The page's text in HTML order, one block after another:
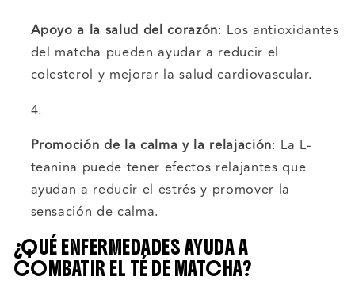
Apoyo a la salud del corazón: Los antioxidantes
del matcha pueden ayudar a reducir el
colesterol y mejorar la salud cardiovascular.
Promoción de la calma y la relajación: La L-
teanina puede tener efectos relajantes que
ayudan a reducir el estrés y promover la
sensación de calma.
¿QUÉ ENFERMEDADES AYUDA A
COMBATIR EL TÉ DE MATCHA?